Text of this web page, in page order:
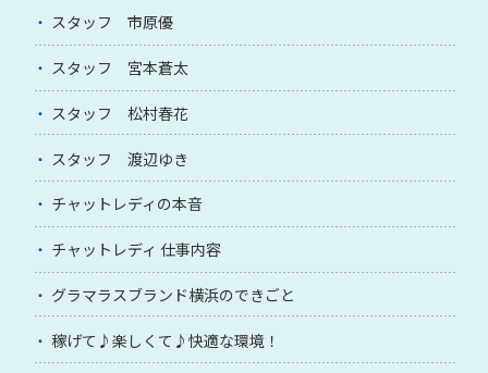
スタッフ 市原優
スタッフ 宮本蒼太
スタッフ 松村春花
スタッフ 渡辺ゆき
チャットレディの本音
チャットレディ 仕事内容
グラマラスブランド横浜のできごと
稼げて♪楽しくて♪快適な環境！